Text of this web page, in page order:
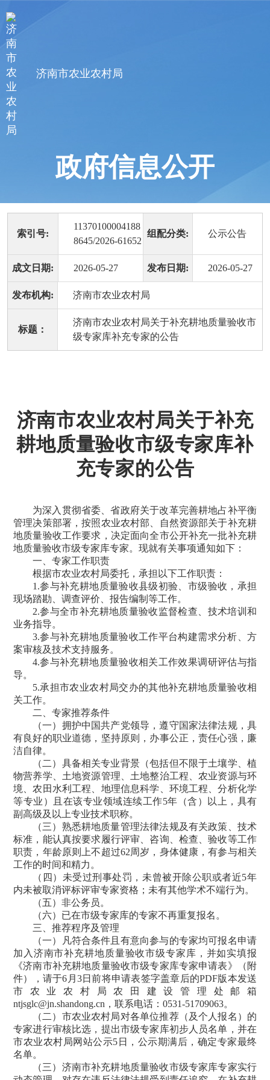
济南市农业农村局
政府信息公开
索引号:
11370100004188
8645/2026-61652
组配分类: 公示公告
成文日期: 2026-05-27 发布日期: 2026-05-27
发布机构: 济南市农业农村局
标题：
济南市农业农村局关于补充耕地质量验收市
级专家库补充专家的公告
济南市农业农村局关于补充
耕地质量验收市级专家库补
充专家的公告
为深入贯彻省委、省政府关于改革完善耕地占补平衡
管理决策部署，按照农业农村部、自然资源部关于补充耕
地质量验收工作要求，决定面向全市公开补充一批补充耕
地质量验收市级专家库专家。现就有关事项通知如下：
一、专家工作职责
根据市农业农村局委托，承担以下工作职责：
1.参与补充耕地质量验收县级初验、市级验收，承担
现场踏勘、调查评价、报告编制等工作。
2.参与全市补充耕地质量验收监督检查、技术培训和
业务指导。
3.参与补充耕地质量验收工作平台构建需求分析、方
案审核及技术支持服务。
4.参与补充耕地质量验收相关工作效果调研评估与指
导。
5.承担市农业农村局交办的其他补充耕地质量验收相
关工作。
二、专家推荐条件
（一）拥护中国共产党领导，遵守国家法律法规，具
有良好的职业道德，坚持原则，办事公正，责任心强，廉
洁自律。
（二）具备相关专业背景（包括但不限于土壤学、植
物营养学、土地资源管理、土地整治工程、农业资源与环
境、农田水利工程、地理信息科学、环境工程、分析化学
等专业）且在该专业领域连续工作5年（含）以上，具有
副高级及以上专业技术职称。
（三）熟悉耕地质量管理法律法规及有关政策、技术
标准，能认真按要求履行评审、咨询、检查、验收等工作
职责，年龄原则上不超过62周岁，身体健康，有参与相关
工作的时间和精力。
（四）未受过刑事处罚，未曾被开除公职或者近5年
内未被取消评标评审专家资格；未有其他学术不端行为。
（五）非公务员。
（六）已在市级专家库的专家不再重复报名。
三、推荐程序及管理
（一）凡符合条件且有意向参与的专家均可报名申请
加入济南市补充耕地质量验收市级专家库，并如实填报
《济南市补充耕地质量验收市级专家库专家申请表》（附
件），请于6月3日前将申请表签字盖章后的PDF版本发送
市农业农村局农田建设管理处邮箱
ntjsglc@jn.shandong.cn，联系电话：0531-51709063。
（二）市农业农村局对各单位推荐（及个人报名）的
专家进行审核比选，提出市级专家库初步人员名单，并在
市农业农村局网站公示5日，公示期满后，确定专家最终
名单。
（三）济南市补充耕地质量验收市级专家库专家实行